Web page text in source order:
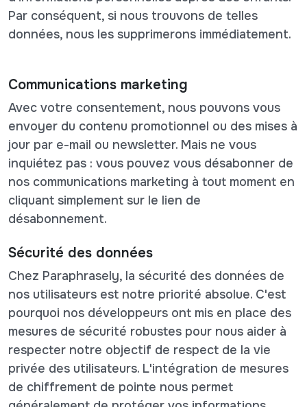
Par conséquent, si nous trouvons de telles
données, nous les supprimerons immédiatement.
Communications marketing
Avec votre consentement, nous pouvons vous
envoyer du contenu promotionnel ou des mises à
jour par e-mail ou newsletter. Mais ne vous
inquiétez pas : vous pouvez vous désabonner de
nos communications marketing à tout moment en
cliquant simplement sur le lien de
désabonnement.
Sécurité des données
Chez Paraphrasely, la sécurité des données de
nos utilisateurs est notre priorité absolue. C'est
pourquoi nos développeurs ont mis en place des
mesures de sécurité robustes pour nous aider à
respecter notre objectif de respect de la vie
privée des utilisateurs. L'intégration de mesures
de chiffrement de pointe nous permet